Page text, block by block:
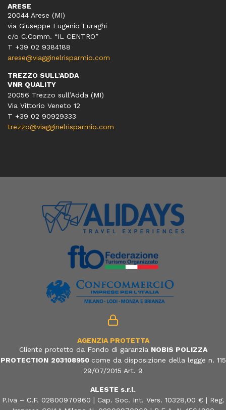
ARESE
20044 Arese (MI)
via Giuseppe Eugenio Luraghi
c/o C.Comm. “IL CENTRO”
T +39 02 9384188
arese@viagginelrisparmio.com
TREZZO SULL’ADDA
VNR QUALITY
20056 Trezzo sull’Adda (MI)
Via Vittorio Veneto 12
T +39 02 90929333
trezzo@viagginelrisparmio.com
AGENZIA PROTETTA
Cliente protetto da Fondo di garanzia NOBIS POLIZZA
PROTECTION 203108950 come da disposizione della legge n. 115
29/07/2015 Art. 9
ALESTE s.r.l.
P.Iva – C.F. 02800970960 | Cap. Soc. Int. Vers. 10328,00 € | Reg.